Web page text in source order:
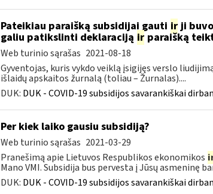
Pateikiau paraišką subsidijai gauti irji buvo
galiu patikslinti deklaraciją irparaišką
Web turinio sąrašas 2021-08-18
Gyventojas, kuris vykdo veiklą įsigijęs verslo
išlaidų apskaitos žurnalą (toliau – Žurnalas)....
DUK: DUK - COVID-19 subsidijos savarankiškai
Per kiek laiko gausiu subsidiją?
Web turinio sąrašas 2021-03-29
Pranešimą apie Lietuvos Respublikos ekonomikos
Mano VMI. Subsidija bus pervesta į Jūsų asmeninę
DUK: DUK - COVID-19 subsidijos savarankiškai